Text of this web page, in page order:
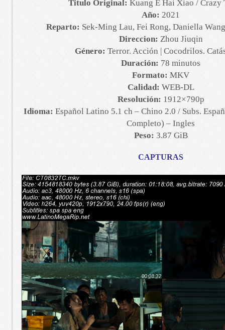
Titulo Original: Kuang E Hai Xiao / Crazy
Año: 2021
Reparto: Sek-Ming Lau, Fei Rong, Daniella
Direccion: Zhou Jiuqin
Género: Terror. Acción | Cocodrilos.
Duración: 78 minutos
Formato: MKV
Calidad: WEB-DL
Resolución: 1912×790p
Idioma: Español Latino 5.1 ch – Chino 2.0 / Subs.
Completo) – Ingles
Peso: 3.87 GiB
CAPTURAS